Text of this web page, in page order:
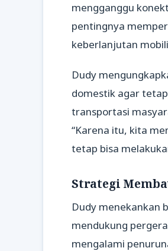
mengganggu
pentingnya
keberlanjutan
Dudy
domestik agar
transportasi
“Karena itu, kita
tetap bisa
Strategi
Dudy menekankan
mendukung
mengalami